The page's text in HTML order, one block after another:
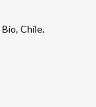
Chile.